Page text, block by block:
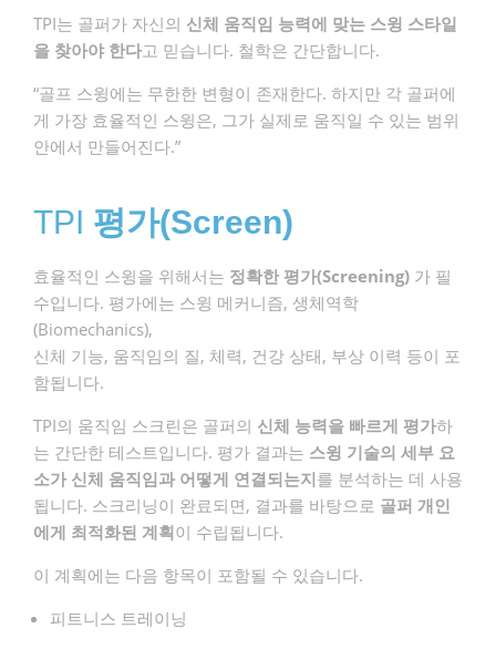
TPI는 골퍼가 자신의 신체 움직임 능력에 맞는 스윙 스타일
을 찾아야 한다고 믿습니다. 철학은 간단합니다.
“골프 스윙에는 무한한 변형이 존재한다. 하지만 각 골퍼에
게 가장 효율적인 스윙은, 그가 실제로 움직일 수 있는 범위
안에서 만들어진다.”
TPI 평가(Screen)
효율적인 스윙을 위해서는 정확한 평가(Screening) 가 필
수입니다. 평가에는 스윙 메커니즘, 생체역학
(Biomechanics),
신체 기능, 움직임의 질, 체력, 건강 상태, 부상 이력 등이 포
함됩니다.
TPI의 움직임 스크린은 골퍼의 신체 능력을 빠르게 평가하
는 간단한 테스트입니다. 평가 결과는 스윙 기술의 세부 요
소가 신체 움직임과 어떻게 연결되는지를 분석하는 데 사용
됩니다. 스크리닝이 완료되면, 결과를 바탕으로 골퍼 개인
에게 최적화된 계획이 수립됩니다.
이 계획에는 다음 항목이 포함될 수 있습니다.
피트니스 트레이닝